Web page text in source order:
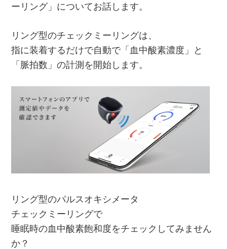
ーリング」についてお話します。
リング型のチェックミーリングは、
指に装着するだけで自動で「血中酸素濃度」と
「脈拍数」の計測を開始します。
リング型のパルスオキシメータ
チェックミーリングで
睡眠時の血中酸素飽和度をチェックしてみません
か？